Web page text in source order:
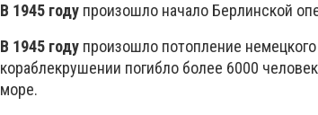
В 1945 году произошло начало Берлинской
В 1945 году произошло потопление
кораблекрушении погибло более 6000
море.